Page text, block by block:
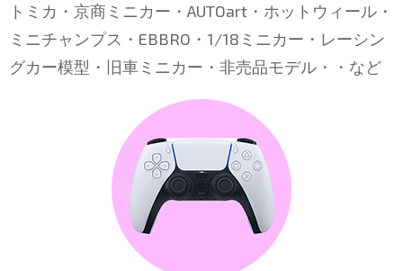
トミカ・京商ミニカー・AUTOart・ホットウィール・
ミニチャンプス・EBBRO・1/18ミニカー・レーシン
グカー模型・旧車ミニカー・非売品モデル・・など